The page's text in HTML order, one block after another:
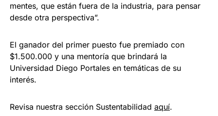
mentes, que están fuera de la industria, para pensar
desde otra perspectiva”.
El ganador del primer puesto fue premiado con
$1.500.000 y una mentoría que brindará la
Universidad Diego Portales en temáticas de su
interés.
Revisa nuestra sección Sustentabilidad aquí.